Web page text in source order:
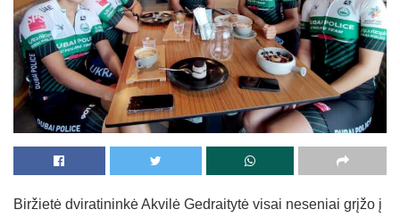
Biržietė dviratininkė Akvilė Gedraitytė visai neseniai grįžo į